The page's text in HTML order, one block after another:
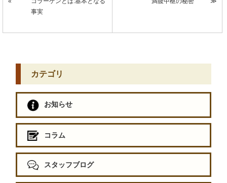
事実
カテゴリ
お知らせ
コラム
スタッフブログ